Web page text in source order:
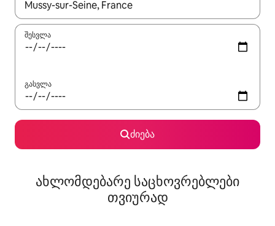
როცა შედეგები ხელმისაწვდომი გახდება, ნავიგაციისთვის
შესვლა
გასვლა
ძიება
ახლომდებარე საცხოვრებლები
თვიურად